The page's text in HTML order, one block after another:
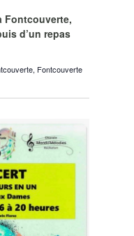
Fontcouverte,
d’un repas
Fontcouverte